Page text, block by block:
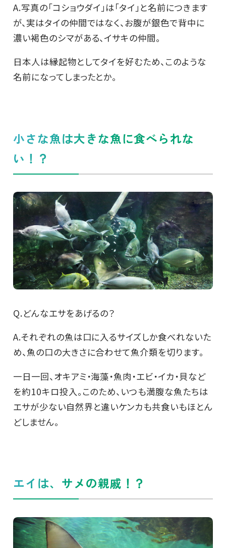
A.写真の「コショウダイ」は「タイ」と名前につきます
が、実はタイの仲間ではなく、お腹が銀色で背中に
濃い褐色のシマがある、イサキの仲間。
日本人は縁起物としてタイを好むため、このような
名前になってしまったとか。
小さな魚は大きな魚に食べられな
い！？
Q.どんなエサをあげるの？
A.それぞれの魚は口に入るサイズしか食べれないた
め、魚の口の大きさに合わせて魚介類を切ります。
一日一回、オキアミ・海藻・魚肉・エビ・イカ・貝など
を約10キロ投入。このため、いつも満腹な魚たちは
エサが少ない自然界と違いケンカも共食いもほとん
どしません。
エイは、サメの親戚！？